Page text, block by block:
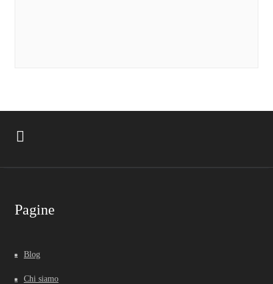
Pagine
Blog
Chi siamo